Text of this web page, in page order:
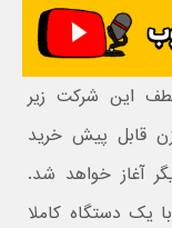
این شرکت زیر
قابل پیش خرید
آغاز خواهد شد.
یک دستگاه کاملا